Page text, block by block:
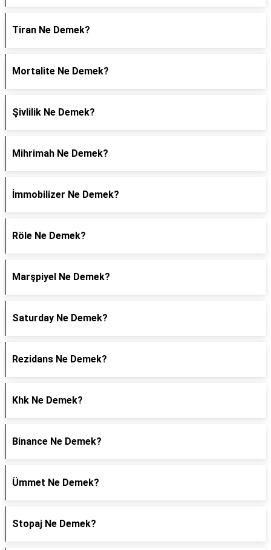
Tiran Ne Demek?
Mortalite Ne Demek?
Şivlilik Ne Demek?
Mihrimah Ne Demek?
İmmobilizer Ne Demek?
Röle Ne Demek?
Marşpiyel Ne Demek?
Saturday Ne Demek?
Rezidans Ne Demek?
Khk Ne Demek?
Binance Ne Demek?
Ümmet Ne Demek?
Stopaj Ne Demek?